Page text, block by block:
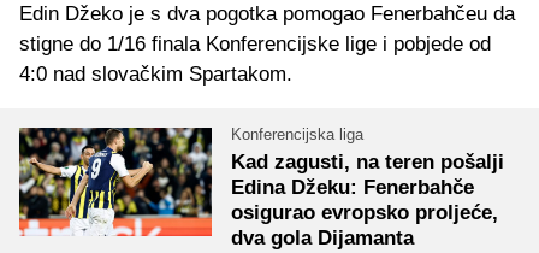
Edin Džeko je s dva pogotka pomogao Fenerbahčeu da
stigne do 1/16 finala Konferencijske lige i pobjede od
4:0 nad slovačkim Spartakom.
Konferencijska liga
Kad zagusti, na teren pošalji
Edina Džeku: Fenerbahče
osigurao evropsko proljeće,
dva gola Dijamanta